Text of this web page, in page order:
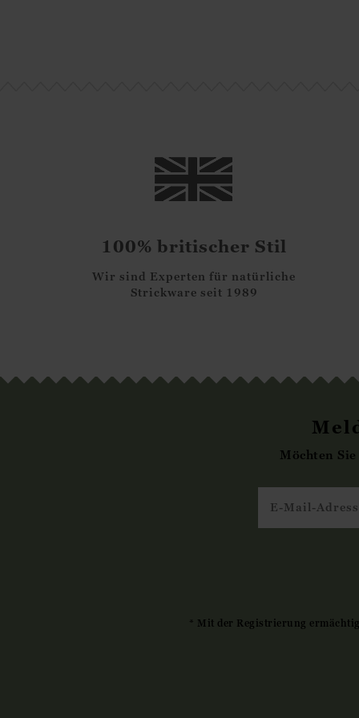
100% britischer Stil
Wir sind Experten für natürliche
Strickware seit 1989
Möchten
* Mit der Registrierung